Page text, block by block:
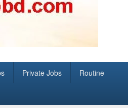
Private Jobs Routine